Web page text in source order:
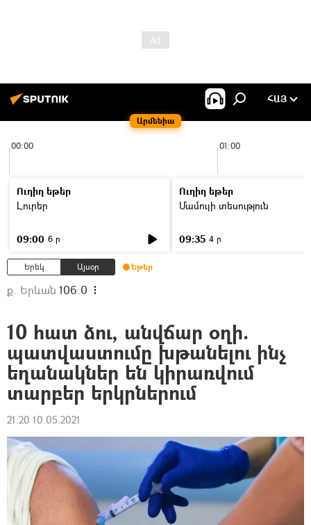
Արմենիա
ՀԱՅ
00:00 01:00
Ուղիղ եթեր
Լուրեր
09:00 6 ր
Ուղիղ եթեր
Մամուլի տեսություն
09:35 4 ր
Երեկ Այսօր Եթեր
ք. Երևան 106.0
10 հատ ձու, անվճար օղի.
պատվաստումը խթանելու ինչ
եղանակներ են կիրառվում
տարբեր երկրներում
21:20 10.05.2021